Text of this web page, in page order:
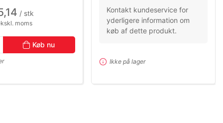
/ stk
moms
Køb nu
Kontakt kundeservice for
yderligere information om
køb af dette produkt.
Ikke på lager